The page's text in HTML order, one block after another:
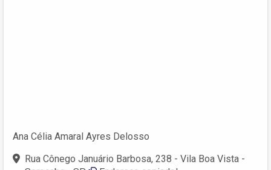
Ana Célia Amaral Ayres Delosso
Rua Cônego Januário Barbosa, 238 - Vila Boa Vista -